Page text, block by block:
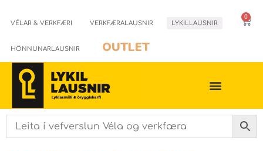
VÉLAR & VERKFÆRI VERKFÆRALAUSNIR LYKILLAUSNIR
HÖNNUNARLAUSNIR OUTLET
0